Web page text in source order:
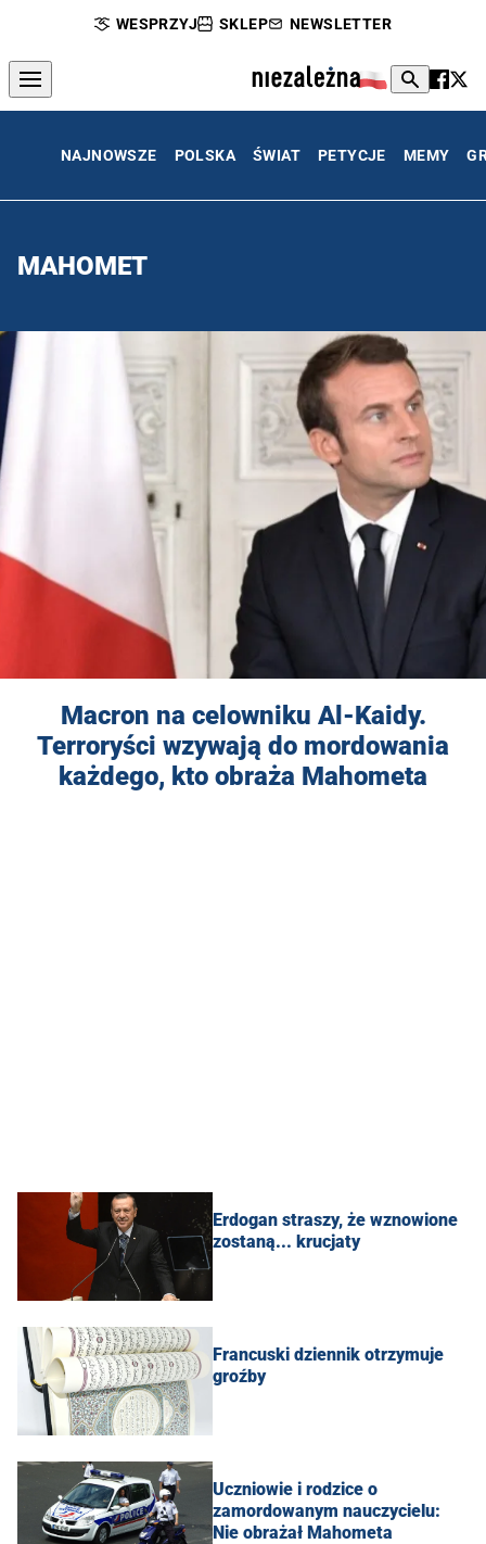
WESPRZYJ SKLEP NEWSLETTER
NAJNOWSZE POLSKA ŚWIAT PETYCJE MEMY
MAHOMET
Macron na celowniku Al-Kaidy.
Terroryści wzywają do mordowania
każdego, kto obraża Mahometa
Erdogan straszy, że wznowione
zostaną... krucjaty
Francuski dziennik otrzymuje
groźby
Uczniowie i rodzice o
zamordowanym nauczycielu:
Nie obrażał Mahometa